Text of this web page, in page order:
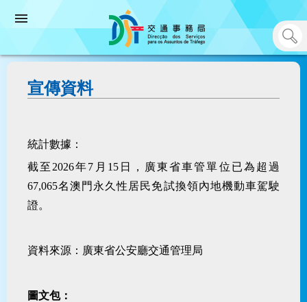
宣傳資料
統計數據：
截至 2026年7月 15日，廣東省車管單位已為超過
67,065名澳門永久性居民免試換領內地機動車駕駛
證。
資料來源：廣東省公安廳交通管理局
圖文包：